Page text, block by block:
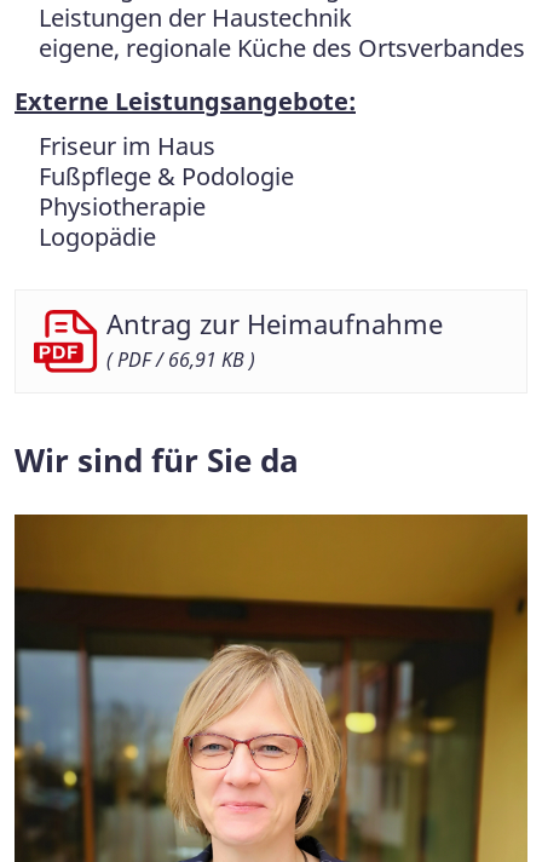
Leistungen der Haustechnik
eigene, regionale Küche des Ortsverbandes
Externe Leistungsangebote:
Friseur im Haus
Fußpflege & Podologie
Physiotherapie
Logopädie
Antrag zur Heimaufnahme
( PDF / 66,91 KB )
Wir sind für Sie da